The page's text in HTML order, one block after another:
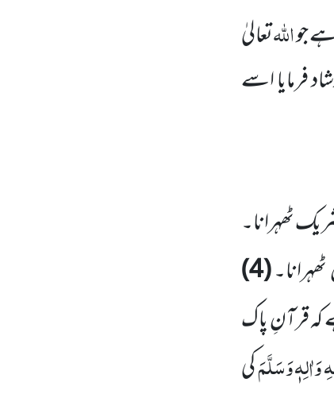
جواللہتعالیٰ
فرمایا اسے
ٹھہرانا۔
(
4
)
کہ قرآنِ پاک
وَاٰلِہٖ وَسَلَّمَکی